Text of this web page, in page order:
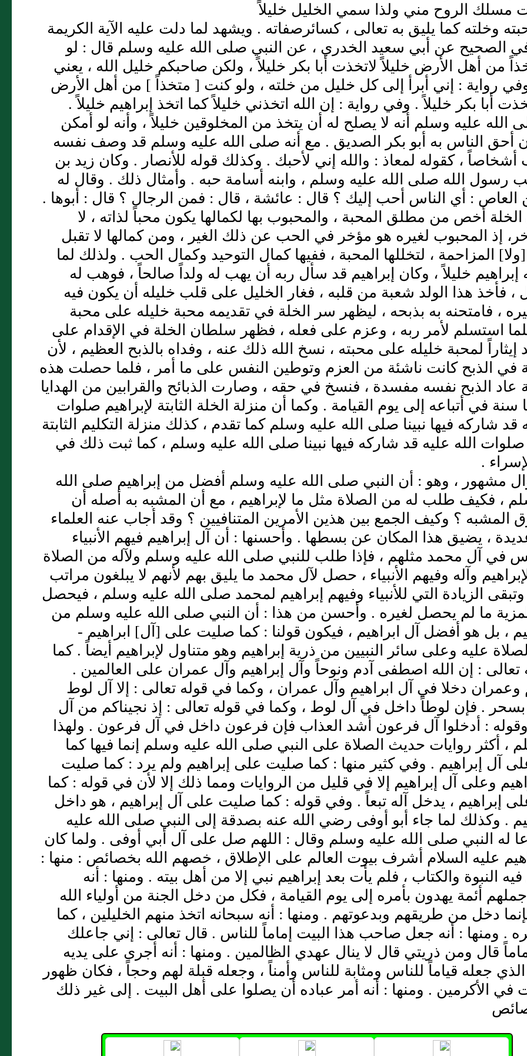
مسلك الروح مني ولذا سمي الخليل خليلاً
وخلته كما يليق به تعالى ، كسائرصفاته . ويشهد لما دلت عليه الآية الكريمة
الصحيح عن أبي سعيد الخدري ، عن النبي صلى الله عليه وسلم قال : لو
من أهل الأرض خليلاً لاتخذت أبا بكر خليلاً ، ولكن صاحبكم خليل الله ، يعني
رواية : إني أبرأ إلى كل خليل من خلته ، ولو كنت [ متخذاً ] من أهل الأرض
أبا بكر خليلاً . وفي رواية : إن الله اتخذني خليلاً كما اتخذ إبراهيم خليلاً .
الله عليه وسلم أنه لا يصلح له أن يتخذ من المخلوقين خليلاً ، وأنه لو أمكن
أحق الناس به أبو بكر الصديق . مع أنه صلى الله عليه وسلم قد وصف نفسه
أشخاصاً ، كقوله لمعاذ : والله إني لأحبك . وكذلك قوله للأنصار . وكان زيد بن
رسول الله صلى الله عليه وسلم ، وابنه أسامة حبه . وأمثال ذلك . وقال له
العاص : أي الناس أحب إليك ؟ قال : عائشة ، قال : فمن الرجال ؟ قال : أبوها .
أخص من مطلق المحبة ، والمحبوب بها لكمالها يكون محباً لذاته ، لا
إذ المحبوب لغيره هو مؤخر في الحب عن ذلك الغير ، ومن كمالها لا تقبل
المزاحمة ، لتخللها المحبة ، ففيها كمال التوحيد وكمال الحب . ولذلك لما
إبراهيم خليلاً ، وكان إبراهيم قد سأل ربه أن يهب له ولداً صالحاً ، فوهب له
، فأخذ هذا الولد شعبة من قلبه ، فغار الخليل على قلب خليله أن يكون فيه
، فامتحنه به بذبحه ، ليظهر سر الخلة في تقديمه محبة خليله على محبة
استسلم لأمر ربه ، وعزم على فعله ، فظهر سلطان الخلة في الإقدام على
إيثاراً لمحبة خليله على محبته ، نسخ الله ذلك عنه ، وفداه بالذبح العظيم ، لأن
في الذبح كانت ناشئة من العزم وتوطين النفس على ما أمر ، فلما حصلت هذه
عاد الذبح نفسه مفسدة ، فنسخ في حقه ، وصارت الذبائح والقرابين من الهدايا
سنة في أتباعه إلى يوم القيامة . وكما أن منزلة الخلة الثابتة لإبراهيم صلوات
قد شاركه فيها نبينا صلى الله عليه وسلم كما تقدم ، كذلك منزلة التكليم الثابتة
الله عليه قد شاركه فيها نبينا صلى الله عليه وسلم ، كما ثبت ذلك في
.
مشهور ، وهو : أن النبي صلى الله عليه وسلم أفضل من إبراهيم صلى الله
، فكيف طلب له من الصلاة مثل ما لإبراهيم ، مع أن المشبه به أصله أن
المشبه ؟ وكيف الجمع بين هذين الأمرين المتنافيين ؟ وقد أجاب عنه العلماء
، يضيق هذا المكان عن بسطها . وأحسنها : أن آل إبراهيم فيهم الأنبياء
في آل محمد مثلهم ، فإذا طلب للنبي صلى الله عليه وسلم ولآله من الصلاة
وآله وفيهم الأنبياء ، حصل لآل محمد ما يليق بهم لأنهم لا يبلغون مراتب
، وتبقى الزيادة التي للأنبياء وفيهم إبراهيم لمحمد صلى الله عليه وسلم ، فيحصل
ما لم يحصل لغيره . وأحسن من هذا : أن النبي صلى الله عليه وسلم من
، بل هو أفضل آل ابراهيم ، فيكون قولنا : كما صليت على [آل] ابراهيم -
عليه وعلى سائر النبيين من ذرية إبراهيم وهو متناول لإبراهيم أيضاً . كما
: إن الله اصطفى آدم ونوحاً وآل إبراهيم وآل عمران على العالمين .
وعمران دخلا في آل ابراهيم وآل عمران ، وكما في قوله تعالى : إلا آل لوط
بسحر . فإن لوطاً داخل في آل لوط ، وكما في قوله تعالى : إذ نجيناكم من آل
: أدخلوا آل فرعون أشد العذاب فإن فرعون داخل في آل فرعون . ولهذا
، أكثر روايات حديث الصلاة على النبي صلى الله عليه وسلم إنما فيها كما
آل إبراهيم . وفي كثير منها : كما صليت على إبراهيم ولم يرد : كما صليت
وعلى آل إبراهيم إلا في قليل من الروايات ومما ذلك إلا لأن في قوله : كما
إبراهيم ، يدخل آله تبعاً . وفي قوله : كما صليت على آل إبراهيم ، هو داخل
. وكذلك لما جاء أبو أوفى رضي الله عنه بصدقة إلى النبي صلى الله عليه
له النبي صلى الله عليه وسلم وقال : اللهم صل على آل أبي أوفى . ولما كان
عليه السلام أشرف بيوت العالم على الإطلاق ، خصهم الله بخصائص : منها :
النبوة والكتاب ، فلم يأت بعد إبراهيم نبي إلا من أهل بيته . ومنها : أنه
أئمة يهدون بأمره إلى يوم القيامة ، فكل من دخل الجنة من أولياء الله
دخل من طريقهم وبدعوتهم . ومنها : أنه سبحانه اتخذ منهم الخليلين ، كما
. ومنها : أنه جعل صاحب هذا البيت إماماً للناس . قال تعالى : إني جاعلك
قال ومن ذريتي قال لا ينال عهدي الظالمين . ومنها : أنه أجرى على يديه
الذي جعله قياماً للناس ومثابة للناس وأمناً ، وجعله قبلة لهم وحجاً ، فكان ظهور
في الأكرمين . ومنها : أنه أمر عباده أن يصلوا على أهل البيت . إلى غير ذلك